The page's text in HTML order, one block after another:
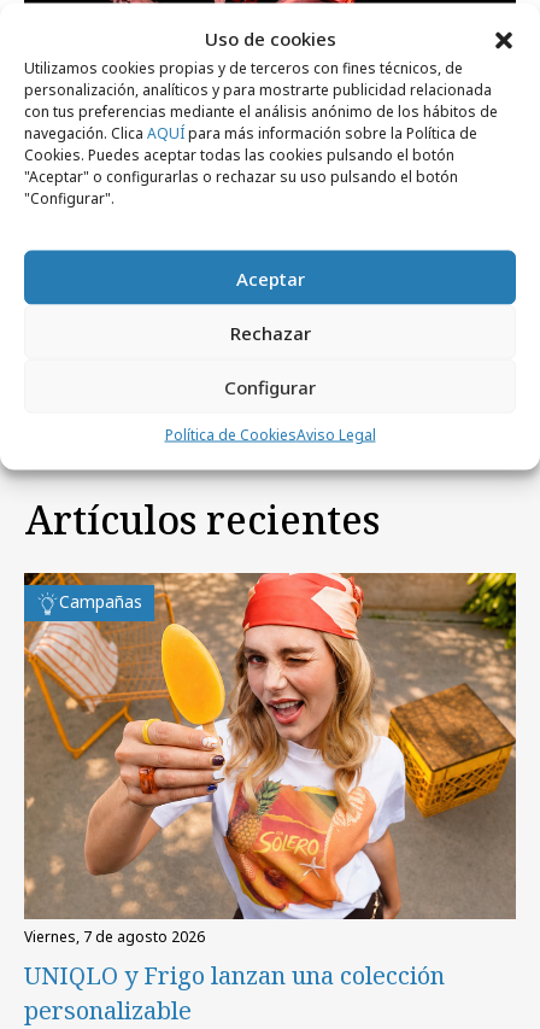
Uso de cookies
Utilizamos cookies propias y de terceros con fines técnicos, de
personalización, analíticos y para mostrarte publicidad relacionada
con tus preferencias mediante el análisis anónimo de los hábitos de
navegación. Clica AQUÍpara más información sobre la Política de
Cookies. Puedes aceptar todas las cookies pulsando el botón
"Aceptar" o configurarlas o rechazar su uso pulsando el botón
"Configurar".
Aceptar
Rechazar
Configurar
Política de CookiesAviso Legal
DDB y Plex ponen a prueba los
combustibles renovables de Repsol
Artículos recientes
Campañas
viernes, 7 de agosto 2026
UNIQLO y Frigo lanzan una colección
personalizable